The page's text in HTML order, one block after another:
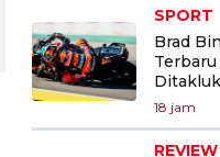
SPORT
Brad
18 jam
REVIEW